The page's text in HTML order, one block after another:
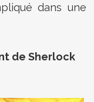
dans une
de Sherlock